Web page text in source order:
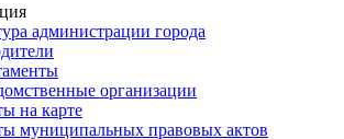
администрации города
организации
на карте
муниципальных правовых актов